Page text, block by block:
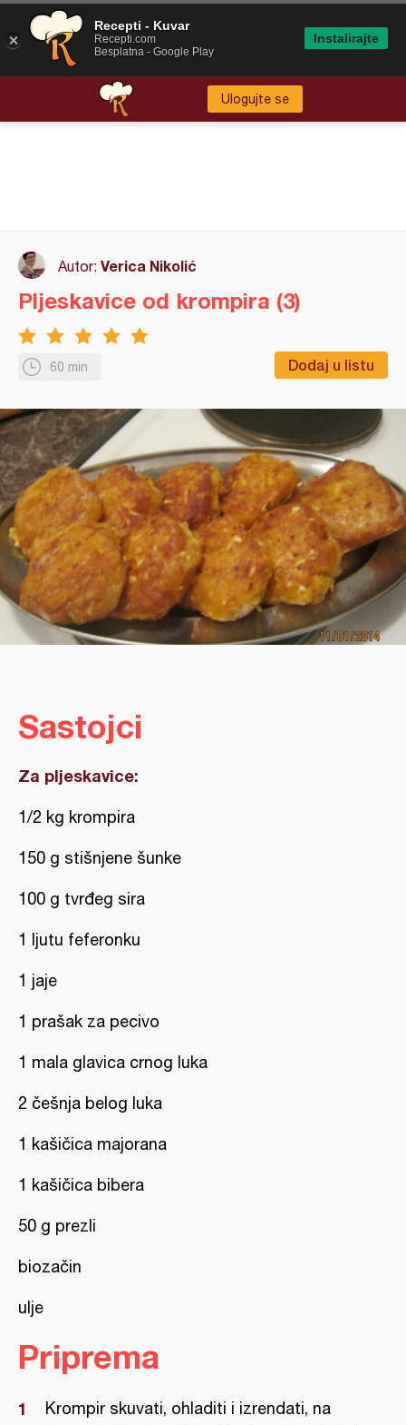
Ulogujte se
Autor: Verica Nikolić
60 min Dodaj u listu
Pljeskavice od krompira (3)
Sastojci
Za pljeskavice:
1/2 kg krompira
150 g stišnjene šunke
100 g tvrđeg sira
1 ljutu feferonku
1 jaje
1 prašak za pecivo
1 mala glavica crnog luka
2 češnja belog luka
1 kašičica majorana
1 kašičica bibera
50 g prezli
biozačin
ulje
Priprema
Krompir skuvati, ohladiti i izrendati, na
Recepti - Kuvar
Recepti.com
Besplatna - Google Play
Instalirajte